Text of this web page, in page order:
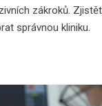
zákroků.
správnou kliniku.